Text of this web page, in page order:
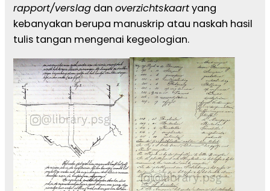
rapport/verslag dan overzichtskaartyang
kebanyakan berupa manuskrip atau naskah hasil
tulis tangan mengenai kegeologian.